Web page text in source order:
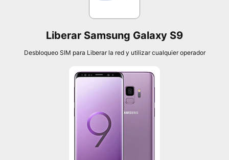
Liberar Samsung Galaxy S9
Desbloqueo SIM para Liberar la red y utilizar cualquier operador